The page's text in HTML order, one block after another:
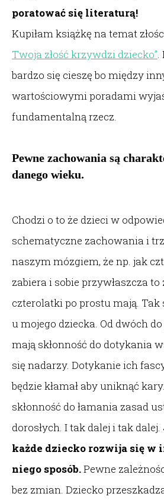
poratować się literaturą!
Kupiłam książkę na temat
Twoja złość krzywdzi dziecko”.
bardzo się cieszę bo między
wartościowymi poradami
fundamentalną rzecz.
Pewne zachowania są
danego wieku.
Chodzi o to że dzieci w
schematyczne zachowania i
naszym mózgiem, że np. jak
zabiera i sobie przywłaszcza
czterolatki po prostu mają. Tak
u mojego dziecka. Od dwóch
mają skłonność do dotykania
się nadarzy. Dotykanie ich
będzie kłamał aby uniknąć
skłonność do łamania zasad
dorosłych. I tak dalej i tak dalej.
każde dziecko rozwija się
niego sposób.Pewne
bez zmian. Dziecko